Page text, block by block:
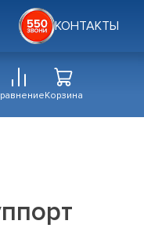
КОНТАКТЫ
Корзина